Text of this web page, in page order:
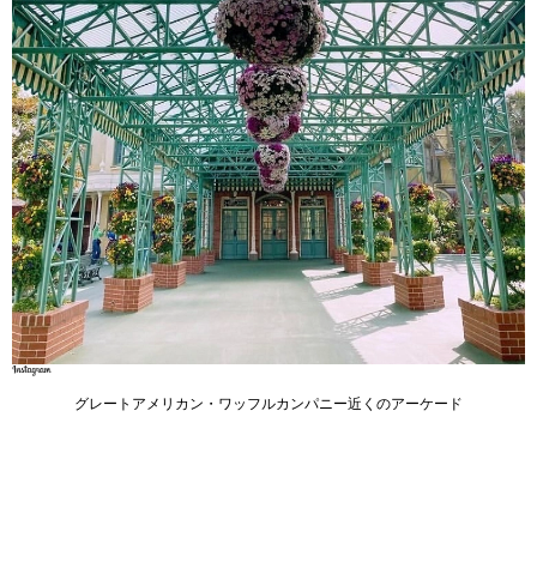
グレートアメリカン・ワッフルカンパニー近くのアーケード